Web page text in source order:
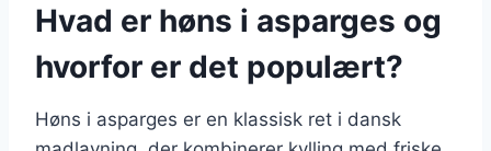
Hvad er høns i asparges og
hvorfor er det populært?
Høns i asparges er en klassisk ret i dansk